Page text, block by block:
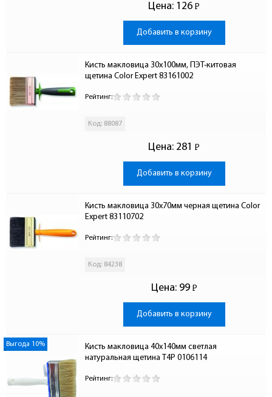
Цена: 126 Р
-
Добавить в корзину
Кисть макловица 30х100мм, ПЭТ-китовая
щетина Color Expert 83161002
Рейтинг:
Код: 88087
Цена: 281 Р
-
Добавить в корзину
Кисть макловица 30х70мм черная щетина Color
Expert 83110702
Рейтинг:
Код: 84238
Цена: 99 Р
-
Добавить в корзину
Выгода 10%
Кисть макловица 40х140мм светлая
натуральная щетина T4P 0106114
Рейтинг: